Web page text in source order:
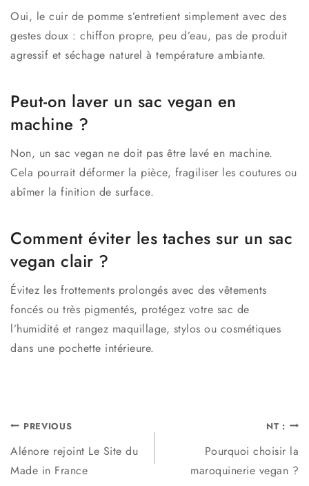
Oui, le cuir de pomme s’entretient simplement avec des
gestes doux : chiffon propre, peu d’eau, pas de produit
agressif et séchage naturel à température ambiante.
Peut-on laver un sac vegan en
machine ?
Non, un sac vegan ne doit pas être lavé en machine.
Cela pourrait déformer la pièce, fragiliser les coutures ou
abîmer la finition de surface.
Comment éviter les taches sur un sac
vegan clair ?
Évitez les frottements prolongés avec des vêtements
foncés ou très pigmentés, protégez votre sac de
l’humidité et rangez maquillage, stylos ou cosmétiques
dans une pochette intérieure.
PREVIOUS
Alénore rejoint Le Site du
Made in France
NT :
Pourquoi choisir la
maroquinerie vegan ?